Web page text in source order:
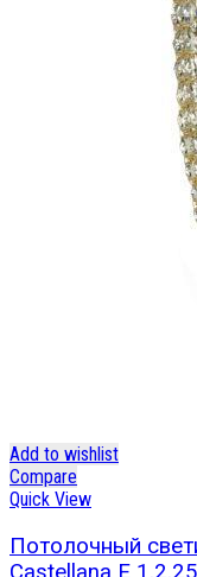
Add to wishlist
Compare
Quick View
Потолочный